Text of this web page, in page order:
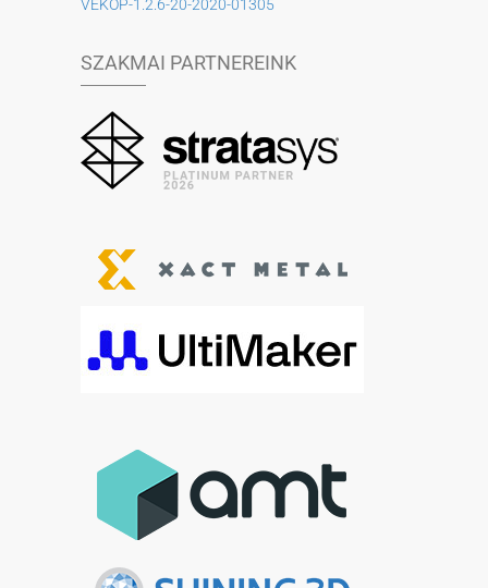
VEKOP-1.2.6-20-2020-01305
SZAKMAI PARTNEREINK